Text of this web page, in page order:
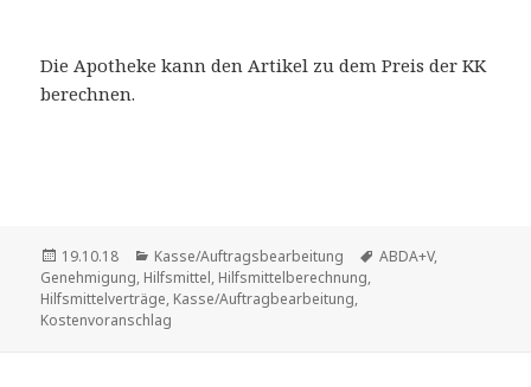
Die Apotheke kann den Artikel zu dem Preis der KK
berechnen.
Veröffentlicht
am
19.10.18 Kategorien
Kasse/Auftragsbearbeitung Schlagwörter
ABDA+V,
Genehmigung, Hilfsmittel, Hilfsmittelberechnung,
Hilfsmittelverträge, Kasse/Auftragbearbeitung,
Kostenvoranschlag